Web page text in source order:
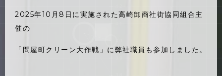
2025年10月8日に実施された高崎卸商社街協同組合主
催の
「問屋町クリーン大作戦」に弊社職員も参加しました。